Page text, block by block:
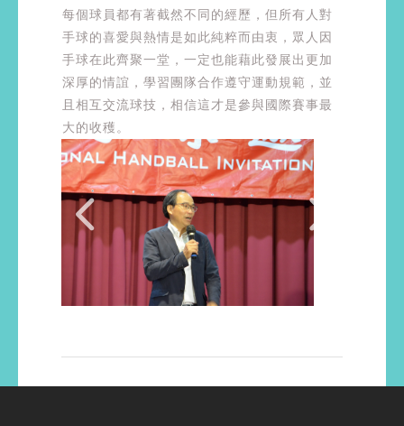
每個球員都有著截然不同的經歷，但所有人對
手球的喜愛與熱情是如此純粹而由衷，眾人因
手球在此齊聚一堂，一定也能藉此發展出更加
深厚的情誼，學習團隊合作遵守運動規範，並
且相互交流球技，相信這才是參與國際賽事最
大的收穫。